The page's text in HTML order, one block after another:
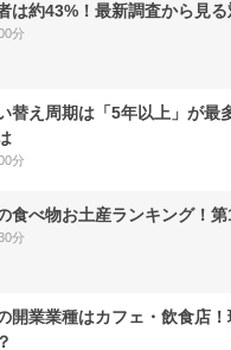
は約43%！最新調査から見る
分
替え周期は「5年以上」が
分
食べ物お土産ランキング！第
分
開業業種はカフェ・飲食店